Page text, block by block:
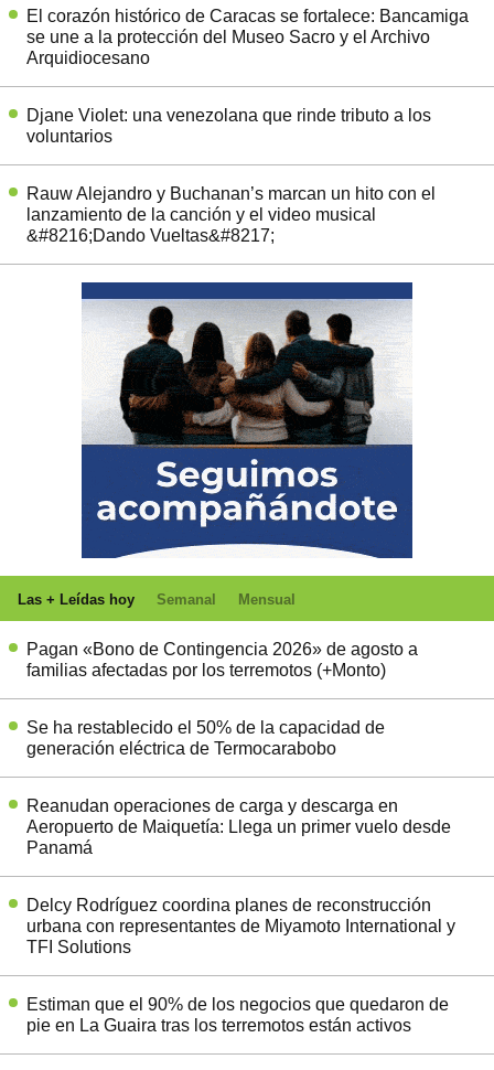
El corazón histórico de Caracas se fortalece: Bancamiga
se une a la protección del Museo Sacro y el Archivo
Arquidiocesano
Djane Violet: una venezolana que rinde tributo a los
voluntarios
Rauw Alejandro y Buchanan’s marcan un hito con el
lanzamiento de la canción y el video musical
&#8216;Dando Vueltas&#8217;
Las + Leídas hoy Semanal Mensual
Pagan «Bono de Contingencia 2026» de agosto a
familias afectadas por los terremotos (+Monto)
Se ha restablecido el 50% de la capacidad de
generación eléctrica de Termocarabobo
Reanudan operaciones de carga y descarga en
Aeropuerto de Maiquetía: Llega un primer vuelo desde
Panamá
Delcy Rodríguez coordina planes de reconstrucción
urbana con representantes de Miyamoto International y
TFI Solutions
Estiman que el 90% de los negocios que quedaron de
pie en La Guaira tras los terremotos están activos